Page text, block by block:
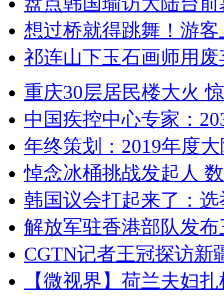
想过桥就得跳舞！游客
祁连山下玉石画师用
重庆30层居民楼大火
中国疾控中心专家：
年终策划：2019年度
悼念冰桶挑战发起人
韩国议会打起来了：
解放军驻香港部队发
CGTN记者王冠探访新
【微视界】荷兰夫妇